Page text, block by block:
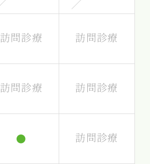
訪問診療 訪問診療
訪問診療 訪問診療
● 訪問診療